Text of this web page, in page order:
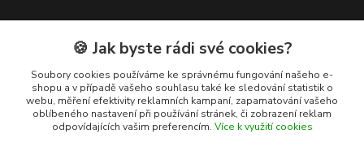
Kontakty
+420 608 400 554
(Po-Pá, 8-15 hod.)
🍪 Jak byste rádi své cookies?
Soubory cookies používáme ke správnému fungování našeho e-
shopu a v případě vašeho souhlasu také ke sledování statistik o
webu, měření efektivity reklamních kampaní, zapamatování vašeho
oblíbeného nastavení při používání stránek, či zobrazení reklam
odpovídajících vašim preferencím. Více k využití cookies